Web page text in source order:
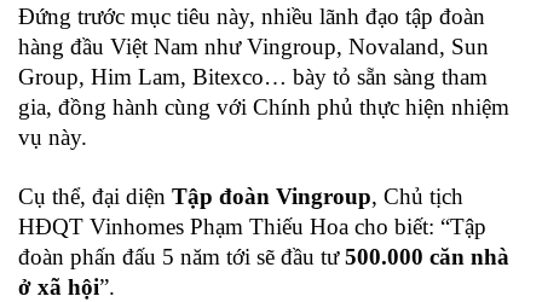
Đứng trước mục tiêu này, nhiều lãnh đạo tập đoàn
hàng đầu Việt Nam như Vingroup, Novaland, Sun
Group, Him Lam, Bitexco… bày tỏ sẵn sàng tham
gia, đồng hành cùng với Chính phủ thực hiện nhiệm
vụ này.
Cụ thể, đại diện Tập đoàn Vingroup, Chủ tịch
HĐQT Vinhomes Phạm Thiếu Hoa cho biết: “Tập
đoàn phấn đấu 5 năm tới sẽ đầu tư500.000 căn nhà
ở xã hội”.